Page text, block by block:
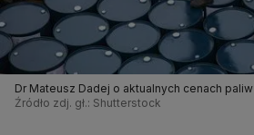
Dr Mateusz Dadej o aktualnych cenach paliw
Źródło zdj. gł.: Shutterstock